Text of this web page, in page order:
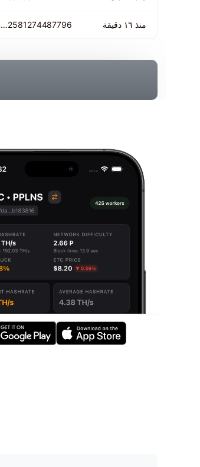
منذ ١٦ دقيقة 4487796
258127…656524